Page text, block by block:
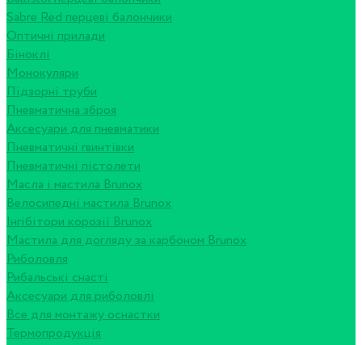
Sabre Red перцеві балончики
Оптичні прилади
Біноклі
Монокуляри
Підзорні труби
Пневматична зброя
Аксесуари для пневматики
Пневматичні гвинтівки
Пневматичні пістолети
Масла і мастила Brunox
Велосипедні мастила Brunox
Інгібітори корозії Brunox
Мастила для догляду за карбоном Brunox
Риболовля
Рибальські снасті
Аксесуари для риболовлі
Все для монтажу оснастки
Термопродукція